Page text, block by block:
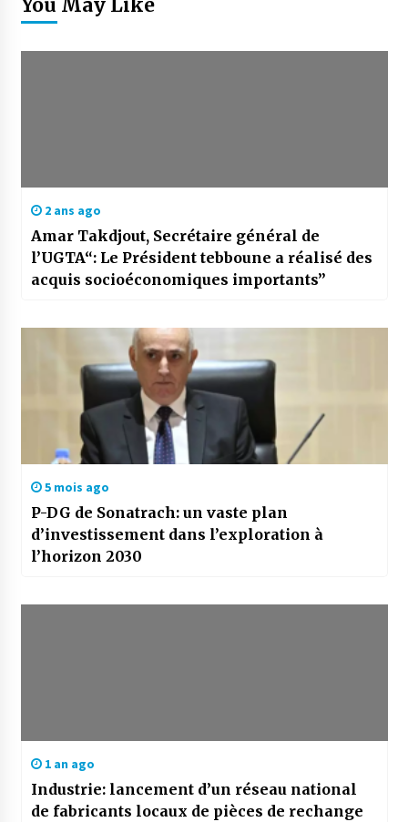
You May Like
2 ans ago
Amar Takdjout, Secrétaire général de
l’UGTA“: Le Président tebboune a réalisé des
acquis socioéconomiques importants”
5 mois ago
P-DG de Sonatrach: un vaste plan
d’investissement dans l’exploration à
l’horizon 2030
1 an ago
Industrie: lancement d’un réseau national
de fabricants locaux de pièces de rechange